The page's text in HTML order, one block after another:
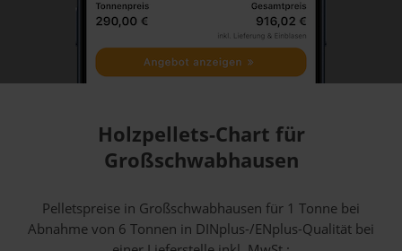
Holzpellets-Chart für
Großschwabhausen
Pelletspreise in Großschwabhausen für 1 Tonne bei
Abnahmevon 6 Tonnen in DINplus-/ENplus-Qualität bei